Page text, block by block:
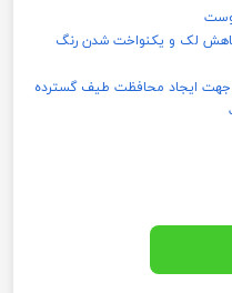
کاهش لک و یکنواخت شدن رنگ
جهت ایجاد محافظت طیف گسترده